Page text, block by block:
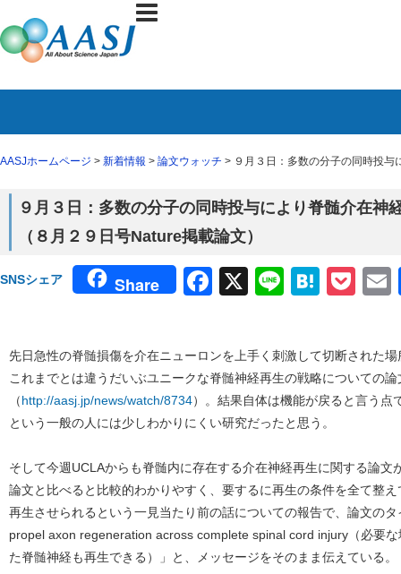
AASJホームページ > 新着情報 > 論文ウォッチ > ９月３日：多数の分子の同時投
９月３日：多数の分子の同時投与により脊髄介在神
（８月２９日号Nature掲載論文）
SNSシェア Share Facebook
X Line
先日急性の脊髄損傷を介在ニューロンを上手く刺激して切断された
これまでとは違うだいぶユニークな脊髄神経再生の戦略についての
（http://aasj.jp/news/watch/8734）。結果自体は機能が戻ると言う点
という一般の人には少しわかりにくい研究だったと思う。
そして今週UCLAからも脊髄内に存在する介在神経再生に関する論
論文と比べると比較的わかりやすく、要するに再生の条件を全て整
再生させられるという一見当たり前の話についての報告で、論文の
propel axon regeneration across complete spinal cord injury（必要
た脊髄神経も再生できる）」と、メッセージをそのまま伝えている。